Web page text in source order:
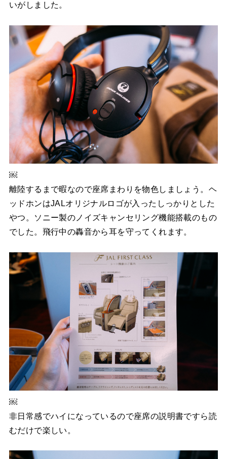
いがしました。
￼
離陸するまで暇なので座席まわりを物色しましょう。ヘ
ッドホンはJALオリジナルロゴが入ったしっかりとした
やつ。ソニー製のノイズキャンセリング機能搭載のもの
でした。飛行中の轟音から耳を守ってくれます。
￼
非日常感でハイになっているので座席の説明書ですら読
むだけで楽しい。